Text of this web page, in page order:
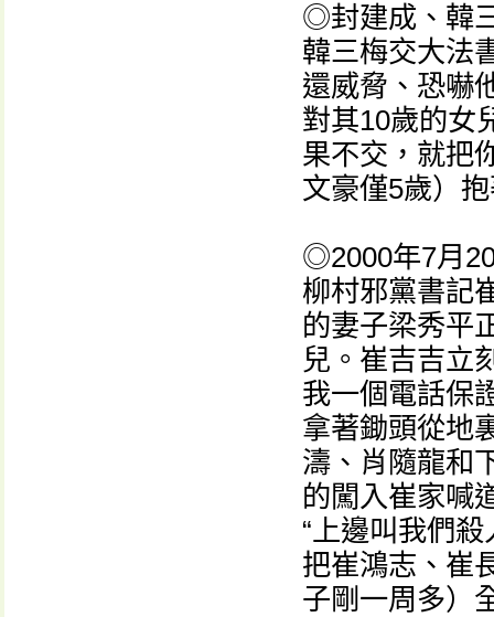
◎封建成、韓
韓三梅交大法
還威脅、恐嚇
對其10歲的女
果不交，就把
文豪僅5歲）
◎2000年7月
柳村邪黨書記
的妻子梁秀平
兒。崔吉吉立
我一個電話保
拿著鋤頭從地
濤、肖隨龍和
的闖入崔家喊
“上邊叫我們
把崔鴻志、崔
子剛一周多）